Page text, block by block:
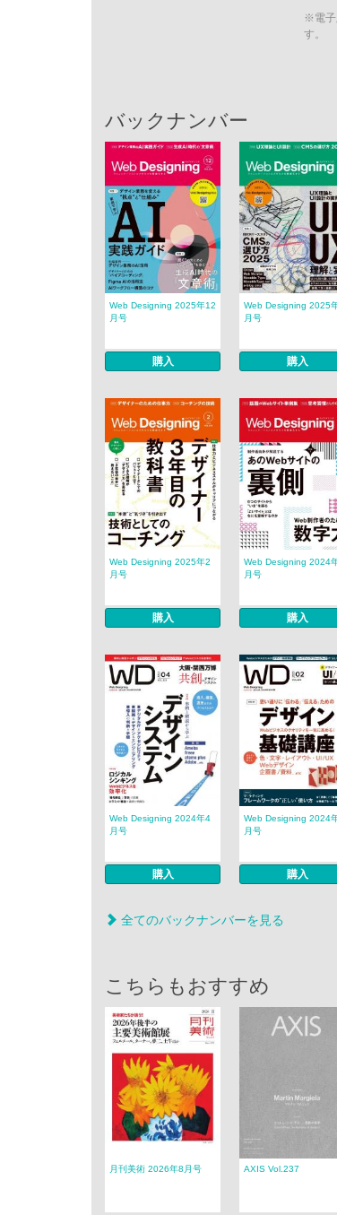
※電子
す。
バックナンバー
Web Designing 2025年12
月号
購入
Web Designing 2025
月号
購入
Web Designing 2025年2
月号
購入
Web Designing 2024
月号
購入
Web Designing 2024年4
月号
購入
Web Designing 2024
月号
購入
全てのバックナンバーを見る
こちらもおすすめ
月刊美術 2026年8月号 AXIS Vol.237